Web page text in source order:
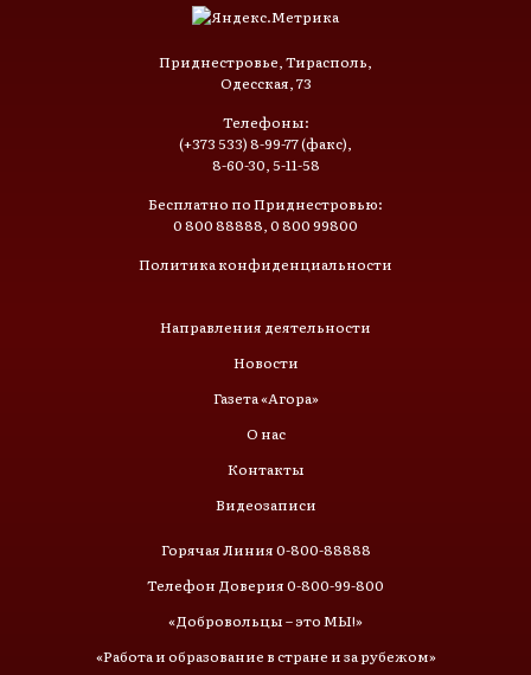
Приднестровье, Тирасполь,
Одесская, 73
Телефоны:
(+373 533) 8-99-77 (факс),
8-60-30, 5-11-58
Бесплатно по Приднестровью:
0 800 88888, 0 800 99800
Политика конфиденциальности
Направления деятельности
Новости
Газета «Агора»
О нас
Контакты
Видеозаписи
Горячая Линия 0-800-88888
Телефон Доверия 0-800-99-800
«Добровольцы – это МЫ!»
«Работа и образование в стране и за рубежом»